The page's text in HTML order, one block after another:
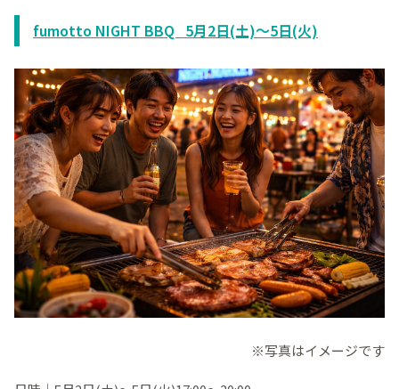
fumotto NIGHT BBQ 5月2日(土)～5日(火)
※写真はイメージです